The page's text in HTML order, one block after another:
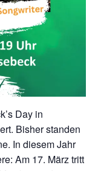
Day in
Bisher standen
In diesem Jahr
Am 17. März tritt